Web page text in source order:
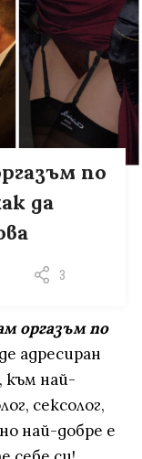
по
да
3
оргазъм по
адресиран
към най-
сексолог,
най-добре е